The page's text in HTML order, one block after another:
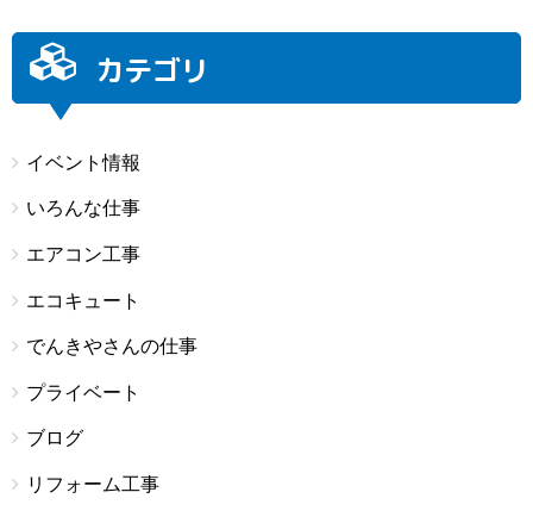
カテゴリ
イベント情報
いろんな仕事
エアコン工事
エコキュート
でんきやさんの仕事
プライベート
ブログ
リフォーム工事